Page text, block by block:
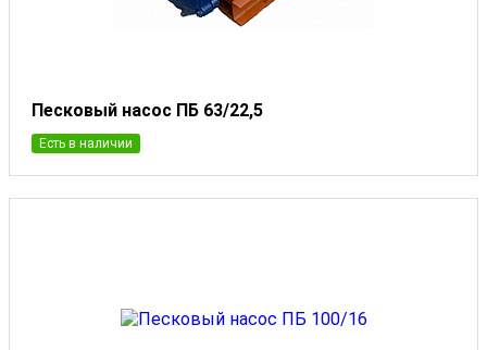
Песковый насос ПБ 63/22,5
Есть в наличии